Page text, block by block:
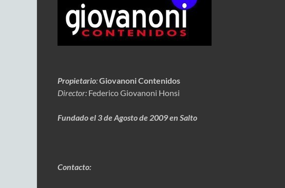
Propietario:Giovanoni Contenidos
Director: Federico Giovanoni Honsi
Fundado el 3 de Agosto de 2009 en Salto
Contacto: